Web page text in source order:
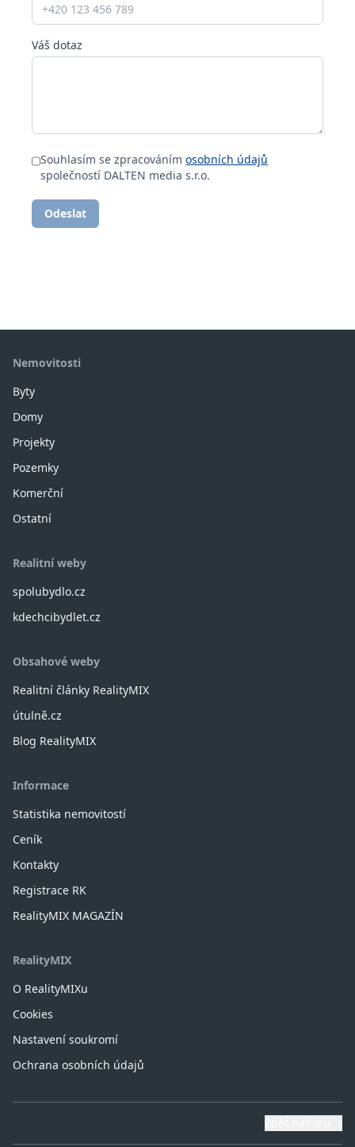
Váš dotaz
Souhlasím se zpracovánímosobních údajů
společností DALTEN media s.r.o.
Odeslat
Nemovitosti
Byty
Domy
Projekty
Pozemky
Komerční
Ostatní
Realitní weby
spolubydlo.cz
kdechcibydlet.cz
Obsahové weby
Realitní články RealityMIX
útulně.cz
Blog RealityMIX
Informace
Statistika nemovitostí
Ceník
Kontakty
Registrace RK
RealityMIX MAGAZÍN
RealityMIX
O RealityMIXu
Cookies
Nastavení soukromí
Ochrana osobních údajů